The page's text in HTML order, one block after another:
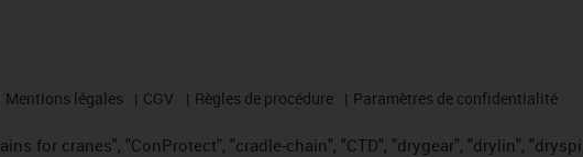
Mentions légales CGV Règles de procédure Paramètres de confidentialité
for cranes", "ConProtect", "cradle-chain", "CTD", "drygear", "drylin",